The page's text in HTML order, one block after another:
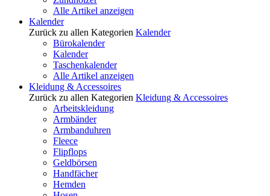
Alle Artikel anzeigen
Kalender
Zurück zu allen Kategorien Kalender
Bürokalender
Kalender
Taschenkalender
Alle Artikel anzeigen
Kleidung & Accessoires
Zurück zu allen Kategorien Kleidung & Accessoires
Arbeitskleidung
Armbänder
Armbanduhren
Fleece
Flipflops
Geldbörsen
Handfächer
Hemden